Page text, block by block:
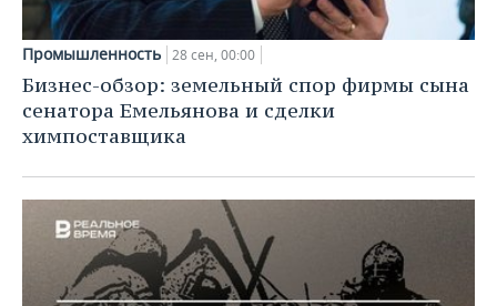
Промышленность 28 сен, 00:00
Бизнес-обзор: земельный спор фирмы сына
сенатора Емельянова и сделки
химпоставщика